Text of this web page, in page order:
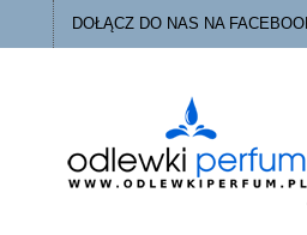
DOŁĄCZ DO NAS NA